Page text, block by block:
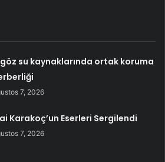
su kaynaklarında ortak koruma
7, 2026
Karakoç’un Eserleri Sergilendi
7, 2026